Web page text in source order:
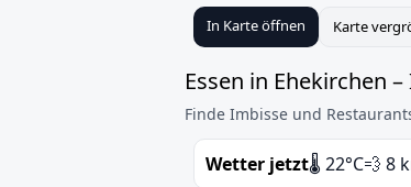
In Karte öffnen Karte
Essen in Ehekirchen
Finde Imbisse und
Wetter jetzt🌡️ 22°C💨 8